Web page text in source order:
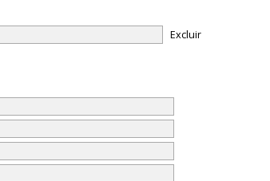
Excluir